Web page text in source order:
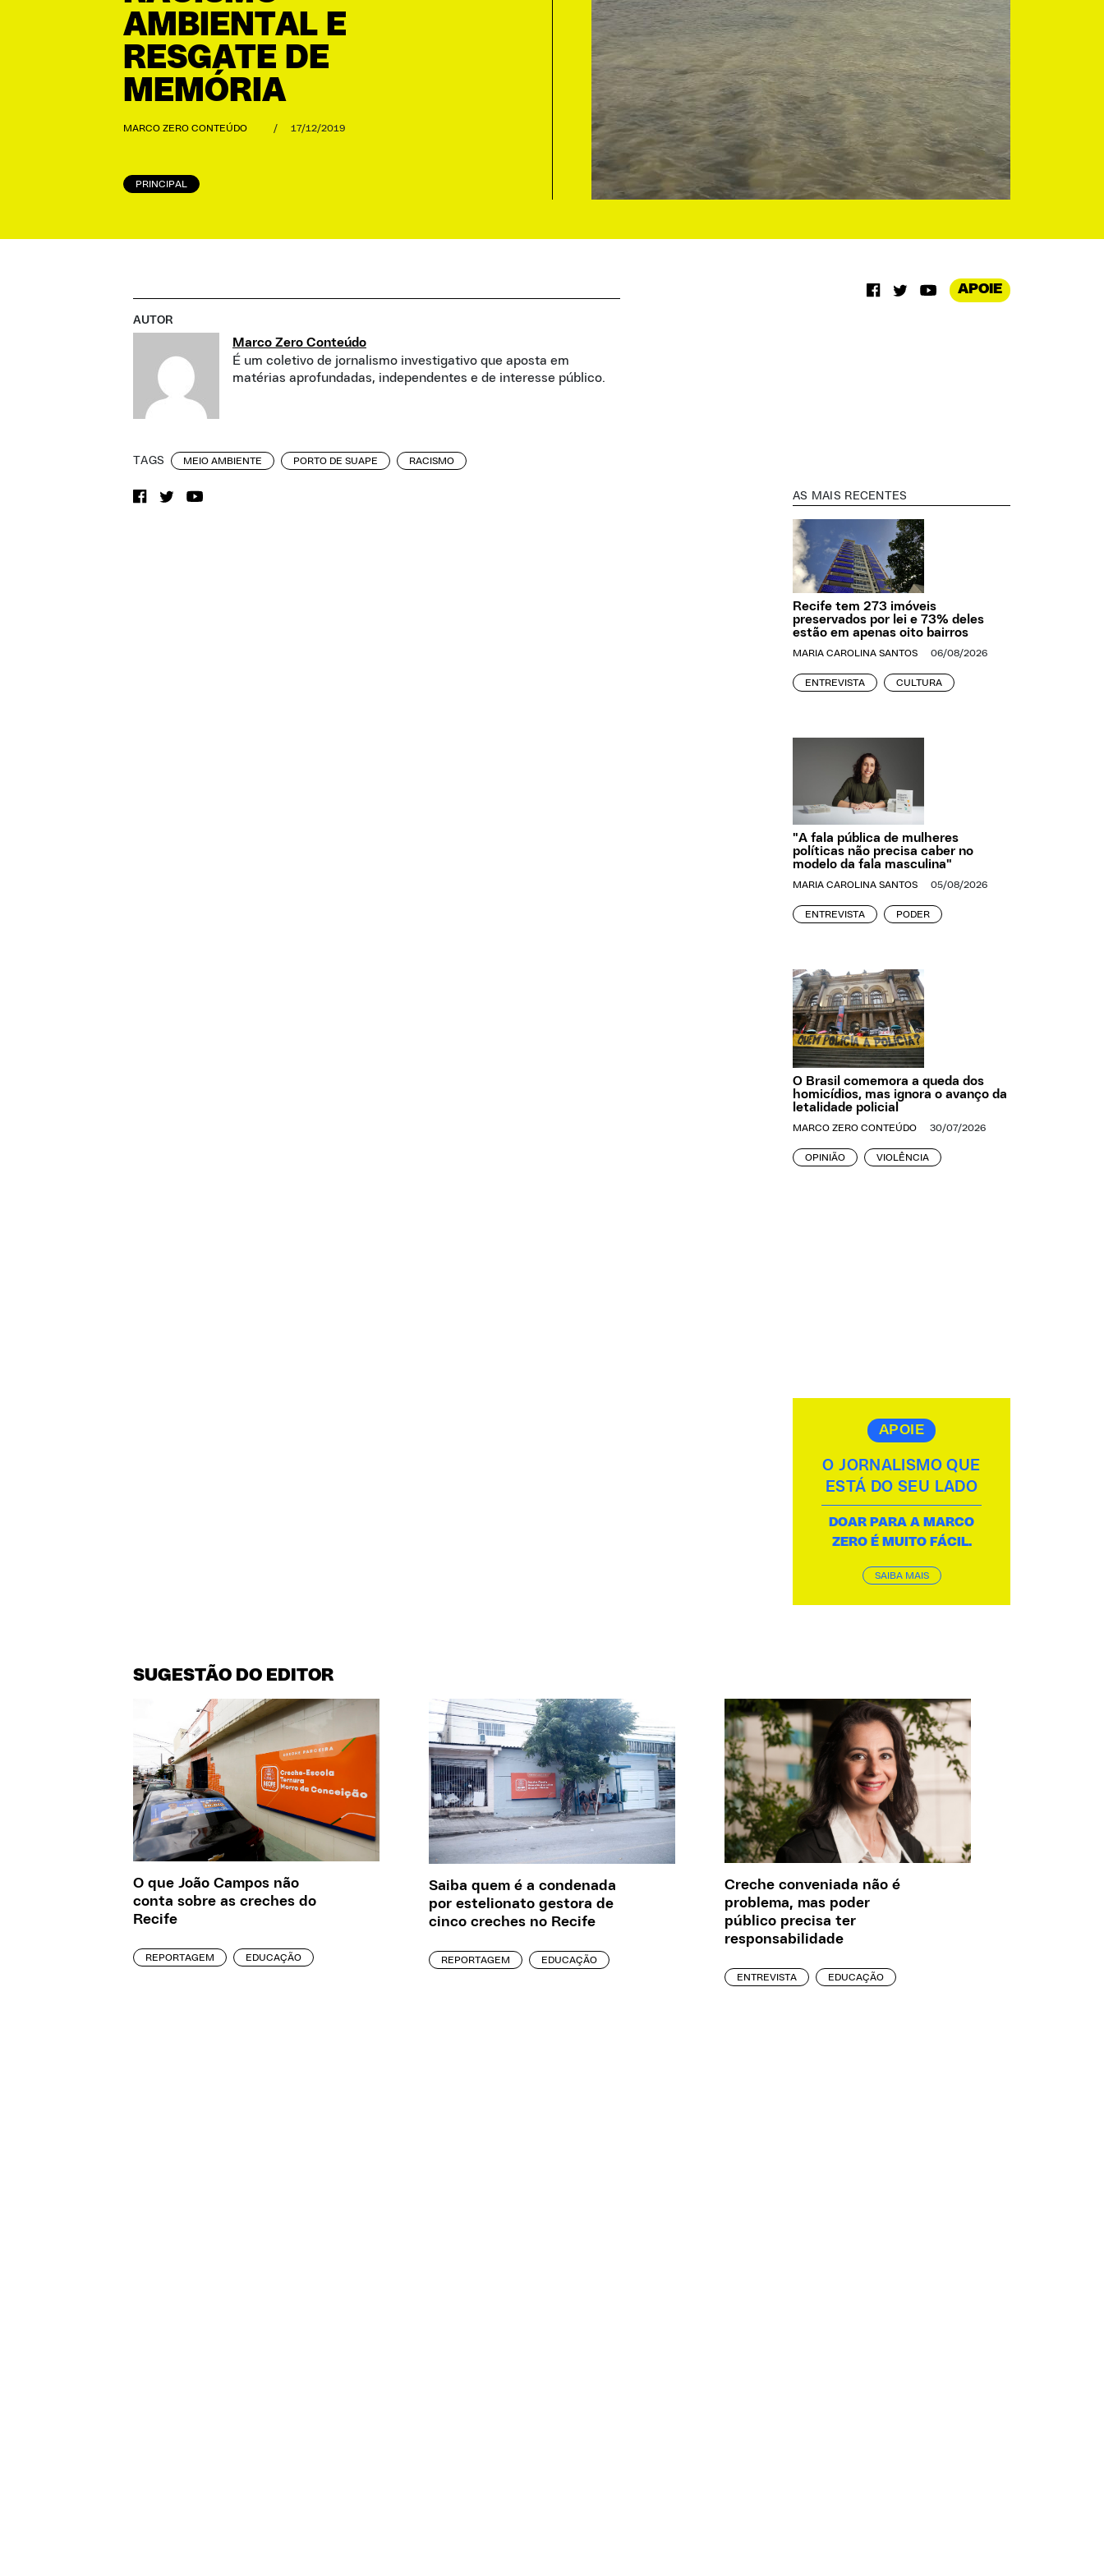
AMBIENTAL E
RESGATE DE
MEMÓRIA
MARCO ZERO CONTEÚDO / 17/12/2019
PRINCIPAL
AUTOR
Marco Zero Conteúdo
É um coletivo de jornalismo investigativo que aposta em
matérias aprofundadas, independentes e de interesse público.
TAGS MEIO AMBIENTE PORTO DE SUAPE RACISMO
APOIE
AS MAIS RECENTES
Recife tem 273 imóveis
preservados por lei e 73% deles
estão em apenas oito bairros
MARIA CAROLINA SANTOS 06/08/2026
ENTREVISTA CULTURA
"A fala pública de mulheres
políticas não precisa caber no
modelo da fala masculina"
MARIA CAROLINA SANTOS 05/08/2026
ENTREVISTA PODER
O Brasil comemora a queda dos
homicídios, mas ignora o avanço da
letalidade policial
MARCO ZERO CONTEÚDO 30/07/2026
OPINIÃO VIOLÊNCIA
APOIE
O JORNALISMO QUE
ESTÁ DO SEU LADO
DOAR PARA A MARCO
ZERO É MUITO FÁCIL.
SAIBA MAIS
SUGESTÃO DO EDITOR
O que João Campos não
conta sobre as creches do
Recife
REPORTAGEM EDUCAÇÃO
Saiba quem é a condenada
por estelionato gestora de
cinco creches no Recife
REPORTAGEM EDUCAÇÃO
Creche conveniada não é
problema, mas poder
público precisa ter
responsabilidade
ENTREVISTA EDUCAÇÃO